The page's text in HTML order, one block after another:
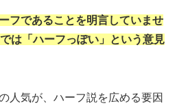
フであることを明言していませ
は「ハーフっぽい」という意見
人気が、ハーフ説を広める要因